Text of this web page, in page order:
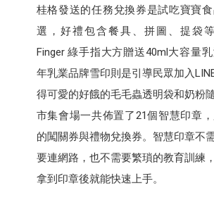
桂格發送的任務兌換券是試吃寶寶
選，好禮包含餐具、拼圖、提袋
Finger 綠手指大方贈送40ml大容量
年乳業品牌雪印則是引導民眾加入
得可愛的好餓的毛毛蟲透明袋和奶粉隨
市集會場一共佈置了21個智慧印章
的闖關券與禮物兌換券。智慧印章不
要連網路，也不需要繁瑣的教育訓練
拿到印章後就能快速上手。